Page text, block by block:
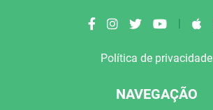
|
Política de privacidade
NAVEGAÇÃO